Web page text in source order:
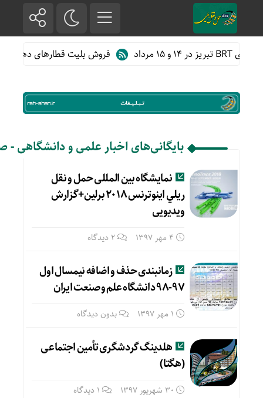
فروش بلیت قطارهای دهه آخر
بایگانی‌های اخبار علمی و دانشگاهی - صفحه
نمايشگاه بین المللی حمل و نقل
ريلي اینوترنس ۲۰۱۸ برلين+گزارش
ویدیویی
4 مهر 1397 2 دیدگاه
زمانبندی حذف و اضافه نیمسال اول
۹۷-۹۸ دانشگاه علم و صنعت ایران
1 مهر 1397 بدون دیدگاه
هلدینگ گردشگری تأمین اجتماعی
(هگتا)
30 شهریور 1397 1 دیدگاه